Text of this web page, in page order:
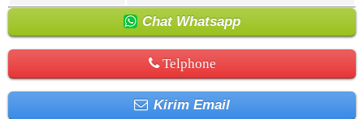
Chat Whatsapp
Telphone
Kirim Email